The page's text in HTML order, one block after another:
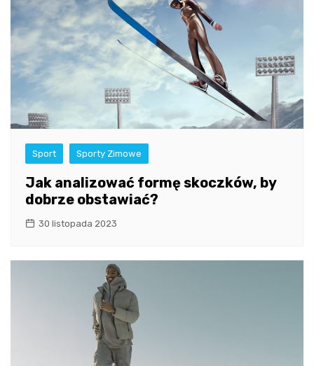
Sport Sporty Zimowe
Jak analizować formę skoczków, by
dobrze obstawiać?
30 listopada 2023